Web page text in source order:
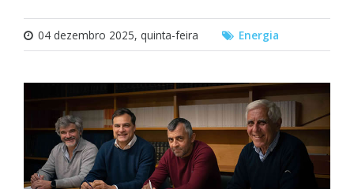
04 dezembro 2025, quinta-feira Energia